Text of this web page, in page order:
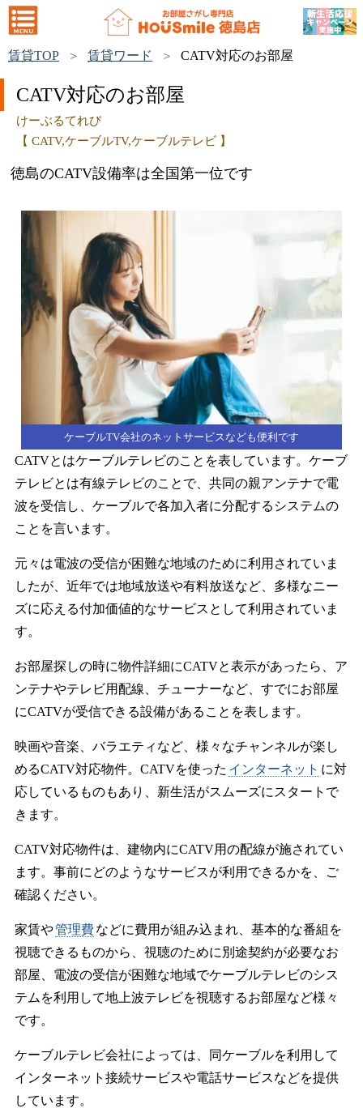
賃貸TOP 賃貸ワード CATV対応のお部屋
CATV対応のお部屋
けーぶるてれび
【 CATV,ケーブルTV,ケーブルテレビ 】
徳島のCATV設備率は全国第一位です
ケーブルTV会社のネットサービスなども便利です
CATVとはケーブルテレビのことを表しています。ケーブ
テレビとは有線テレビのことで、共同の親アンテナで電
波を受信し、ケーブルで各加入者に分配するシステムの
ことを言います。
元々は電波の受信が困難な地域のために利用されていま
したが、近年では地域放送や有料放送など、多様なニー
ズに応える付加価値的なサービスとして利用されていま
す。
お部屋探しの時に物件詳細にCATVと表示があったら、ア
ンテナやテレビ用配線、チューナーなど、すでにお部屋
にCATVが受信できる設備があることを表します。
映画や音楽、バラエティなど、様々なチャンネルが楽し
めるCATV対応物件。CATVを使った インターネット に対
応しているものもあり、新生活がスムーズにスタートで
きます。
CATV対応物件は、建物内にCATV用の配線が施されてい
ます。事前にどのようなサービスが利用できるかを、ご
確認ください。
家賃や管理費などに費用が組み込まれ、基本的な番組を
視聴できるものから、視聴のために別途契約が必要なお
部屋、電波の受信が困難な地域でケーブルテレビのシス
テムを利用して地上波テレビを視聴するお部屋など様々
です。
ケーブルテレビ会社によっては、同ケーブルを利用して
インターネット接続サービスや電話サービスなどを提供
しています。